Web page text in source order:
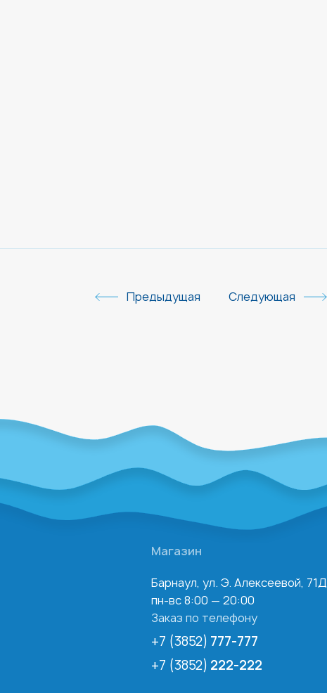
Предыдущая Следующая
Магазин
Барнаул, ул. Э. Алексеевой, 71Д
пн-вс 8:00 — 20:00
Заказ по телефону
+7 (3852) 777-777
+7 (3852) 222-222